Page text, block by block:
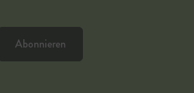
Abonnieren